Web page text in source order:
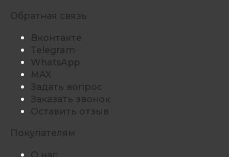
Обратная связь
Вконтакте
Telegram
WhatsApp
MAX
Задать вопрос
Заказать звонок
Оставить отзыв
Покупателям
О нас